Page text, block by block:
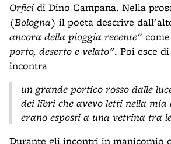
Orfici di Dino Campana. Nella
(Bologna) il poeta descrive
ancora della pioggia recente" come
porto, deserto e velato". Poi esce
incontra
un grande portico rosso dalle
dei libri che avevo letti nella mia
erano esposti a una vetrina tra
Durante gli incontri in manicomio